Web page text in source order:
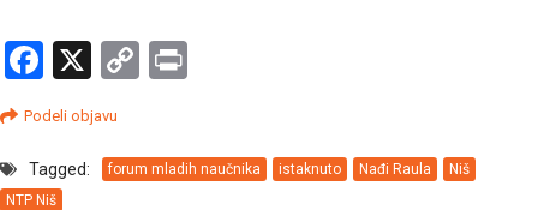
Facebook
X
Copy
Podeli objavu
Tagged: forum mladih naučnika istaknuto Nađi Raula
Niš
NTP Niš